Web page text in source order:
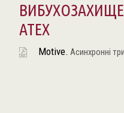
ATEX
Motive. Асинхронні